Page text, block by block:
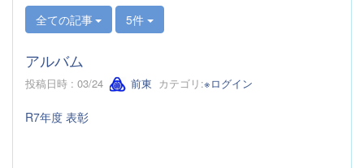
全ての記事 5件
アルバム
投稿日時 : 03/24 前東 カテゴリ:※ログイン
R7年度 表彰